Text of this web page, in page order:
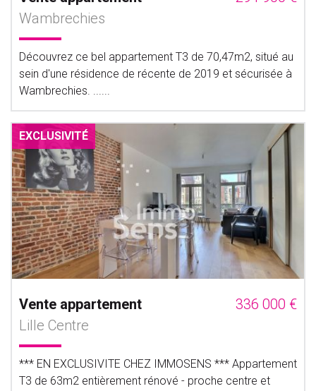
Wambrechies
Découvrez ce bel appartement T3 de 70,47m2, situé au
sein d'une résidence de récente de 2019 et sécurisée à
Wambrechies. ......
EXCLUSIVITÉ
Vente appartement
336 000 €
Lille Centre
*** EN EXCLUSIVITE CHEZ IMMOSENS *** Appartement
T3 de 63m2 entièrement rénové - proche centre et